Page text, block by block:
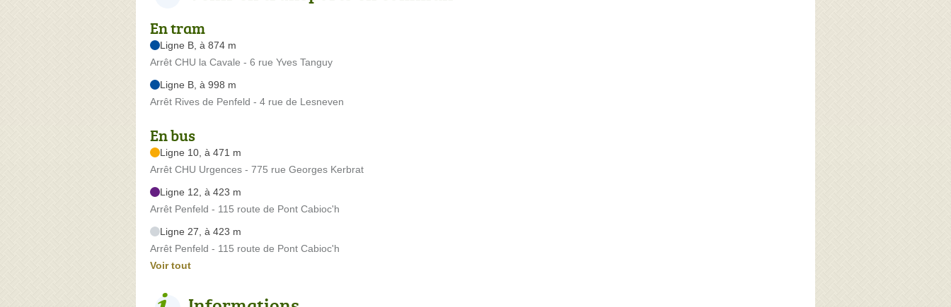
En tram
Ligne B, à 874 m
Arrêt CHU la Cavale - 6 rue Yves Tanguy
Ligne B, à 998 m
Arrêt Rives de Penfeld - 4 rue de Lesneven
En bus
Ligne 10, à 471 m
Arrêt CHU Urgences - 775 rue Georges Kerbrat
Ligne 12, à 423 m
Arrêt Penfeld - 115 route de Pont Cabioc'h
Ligne 27, à 423 m
Arrêt Penfeld - 115 route de Pont Cabioc'h
Voir tout